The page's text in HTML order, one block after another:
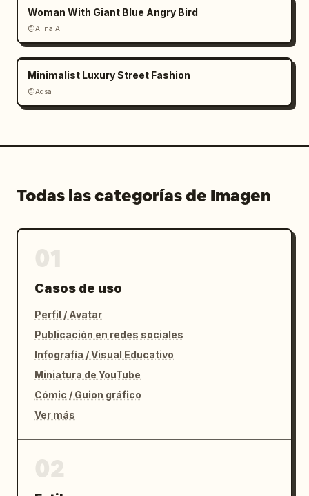
Woman With Giant Blue Angry Bird
@Alina Ai
Minimalist Luxury Street Fashion
@Aqsa
Todas las categorías de Imagen
Casos de uso
Perfil / Avatar
Publicación en redes sociales
Infografía / Visual Educativo
Miniatura de YouTube
Cómic / Guion gráfico
Ver más